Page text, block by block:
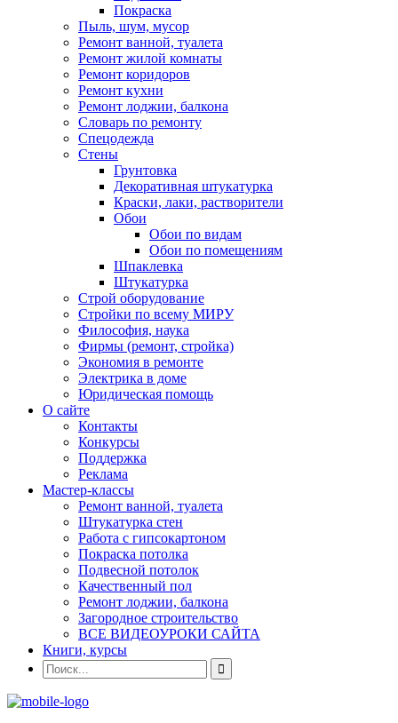
Покраска
Пыль, шум, мусор
Ремонт ванной, туалета
Ремонт жилой комнаты
Ремонт коридоров
Ремонт кухни
Ремонт лоджии, балкона
Словарь по ремонту
Спецодежда
Стены
Грунтовка
Декоративная штукатурка
Краски, лаки, растворители
Обои
Обои по видам
Обои по помещениям
Шпаклевка
Штукатурка
Строй оборудование
Стройки по всему МИРУ
Философия, наука
Фирмы (ремонт, стройка)
Экономия в ремонте
Электрика в доме
Юридическая помощь
О сайте
Контакты
Конкурсы
Поддержка
Реклама
Мастер-классы
Ремонт ванной, туалета
Штукатурка стен
Работа с гипсокартоном
Покраска потолка
Подвесной потолок
Качественный пол
Ремонт лоджии, балкона
Загородное строительство
ВСЕ ВИДЕОУРОКИ САЙТА
Книги, курсы